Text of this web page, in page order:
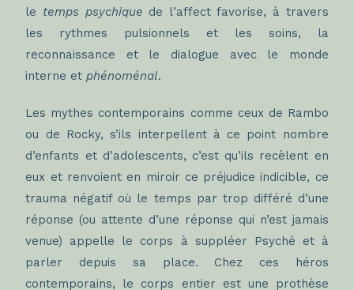
le temps psychique de l’affect favorise, à travers
les rythmes pulsionnels et les soins, la
reconnaissance et le dialogue avec le monde
interne etphénoménal.
Les mythes contemporains comme ceux de Rambo
ou de Rocky, s’ils interpellent à ce point nombre
d’enfants et d’adolescents, c’est qu’ils recèlent en
eux et renvoient en miroir ce préjudice indicible, ce
trauma négatif où le temps par trop différé d’une
réponse (ou attente d’une réponse qui n’est jamais
venue) appelle le corps à suppléer Psyché et à
parler depuis sa place. Chez ces héros
contemporains, le corps entier est une prothèse